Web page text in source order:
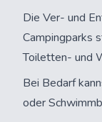
Die Ver- und
Campingparks
Toiletten- und
Bei Bedarf
oder